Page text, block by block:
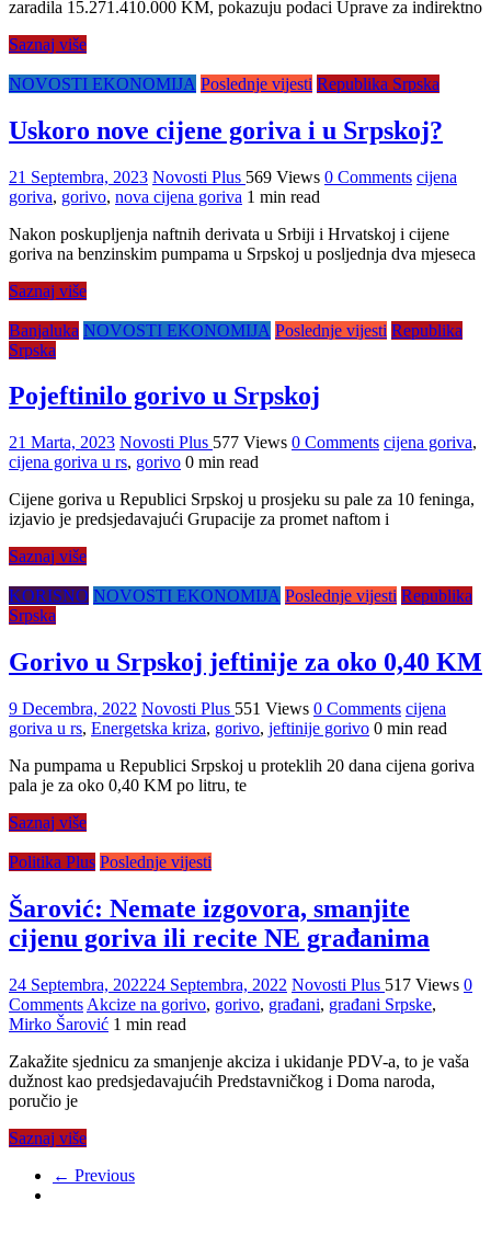
zaradila 15.271.410.000 KM, pokazuju podaci Uprave za indirektno
Saznaj više
NOVOSTI EKONOMIJA Poslednje vijesti Republika Srpska
Uskoro nove cijene goriva i u Srpskoj?
21 Septembra, 2023 Novosti Plus 569 Views 0 Comments cijena
goriva, gorivo, nova cijena goriva 1 min read
Nakon poskupljenja naftnih derivata u Srbiji i Hrvatskoj i cijene
goriva na benzinskim pumpama u Srpskoj u posljednja dva mjeseca
Saznaj više
Banjaluka NOVOSTI EKONOMIJA Poslednje vijesti Republika
Srpska
Pojeftinilo gorivo u Srpskoj
21 Marta, 2023 Novosti Plus 577 Views 0 Comments cijena goriva,
cijena goriva u rs, gorivo 0 min read
Cijene goriva u Republici Srpskoj u prosjeku su pale za 10 feninga,
izjavio je predsjedavajući Grupacije za promet naftom i
Saznaj više
KORISNO NOVOSTI EKONOMIJA Poslednje vijesti Republika
Srpska
Gorivo u Srpskoj jeftinije za oko 0,40 KM
9 Decembra, 2022 Novosti Plus 551 Views 0 Comments cijena
goriva u rs, Energetska kriza, gorivo, jeftinije gorivo 0 min read
Na pumpama u Republici Srpskoj u proteklih 20 dana cijena goriva
pala je za oko 0,40 KM po litru, te
Saznaj više
Politika Plus Poslednje vijesti
Šarović: Nemate izgovora, smanjite
cijenu goriva ili recite NE građanima
24 Septembra, 202224 Septembra, 2022 Novosti Plus 517 Views 0
Comments Akcize na gorivo, gorivo, građani, građani Srpske,
Mirko Šarović 1 min read
Zakažite sjednicu za smanjenje akciza i ukidanje PDV-a, to je vaša
dužnost kao predsjedavajućih Predstavničkog i Doma naroda,
poručio je
Saznaj više
← Previous